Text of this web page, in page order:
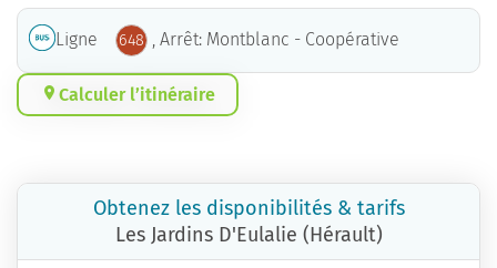
Ligne 648 , Arrêt: Montblanc - Coopérative
Calculer l’itinéraire
Obtenez les disponibilités & tarifs
Les Jardins D'Eulalie (Hérault)